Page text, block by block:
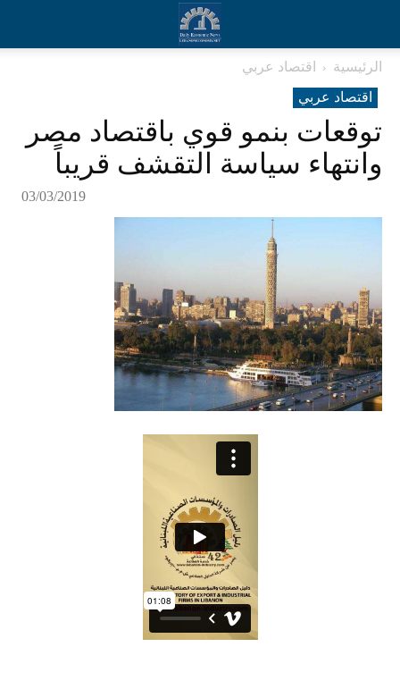
الرئيسية
اقتصاد عربي
اقتصاد عربي
توقعات بنمو قوي باقتصاد مصر
وانتهاء سياسة التقشف قريباً
03/03/2019